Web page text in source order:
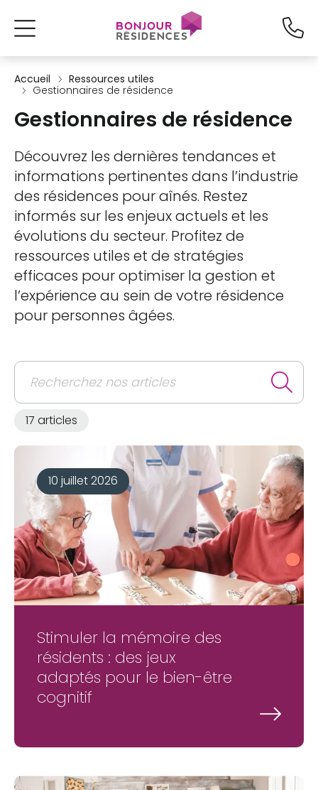
Accueil
Ressources utiles
Gestionnaires de résidence
Gestionnaires de résidence
Découvrez les dernières tendances et
informations pertinentes dans l’industrie
des résidences pour aînés. Restez
informés sur les enjeux actuels et les
évolutions du secteur. Profitez de
ressources utiles et de stratégies
efficaces pour optimiser la gestion et
l’expérience au sein de votre résidence
pour personnes âgées.
17 articles
10 juillet 2026
Stimuler la mémoire des
résidents : des jeux
adaptés pour le bien-être
cognitif